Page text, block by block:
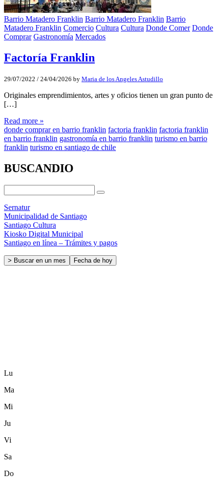
Barrio Matadero Franklin Barrio Matadero Franklin Barrio
Matadero Franklin Comercio Cultura Cultura Donde Comer Donde
Comprar Gastronomía Mercados
Factoría Franklin
29/07/2022 / 24/04/2026 by Maria de los Angeles Astudillo
Originales emprendimientos, artes y oficios tienen un gran punto de
[…]
Read more »
donde comprar en barrio franklin factoria franklin factoria franklin
en barrio franklin gastronomía en barrio franklin turismo en barrio
franklin turismo en santiago de chile
BUSCANDIO
Sernatur
Municipalidad de Santiago
Santiago Cultura
Kiosko Digital Municipal
Santiago en línea – Trámites y pagos
> Buscar en un mes Fecha de hoy
Lu
Ma
Mi
Ju
Vi
Sa
Do